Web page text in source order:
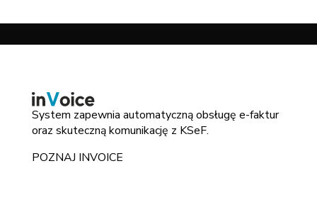
System zapewnia automatyczną obsługę e-faktur
oraz skuteczną komunikację z KSeF.
POZNAJ INVOICE